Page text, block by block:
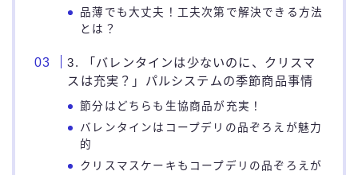
品薄でも大丈夫！工夫次第で解決できる方法
とは？
3. 「バレンタインは少ないのに、クリスマ
スは充実？」パルシステムの季節商品事情
節分はどちらも生協商品が充実！
バレンタインはコープデリの品ぞろえが魅力
的
クリスマスケーキもコープデリの品ぞろえが